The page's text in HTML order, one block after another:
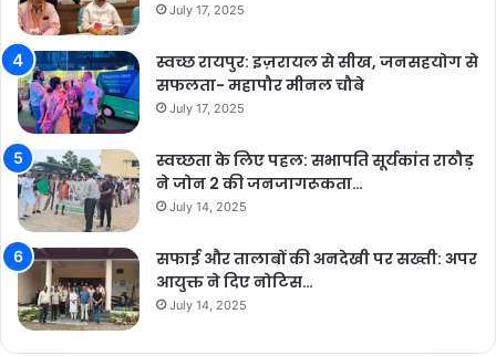
July 17, 2025
स्वच्छ रायपुर: इज़रायल से सीख, जनसहयोग से
सफलता- महापौर मीनल चौबे
July 17, 2025
स्वच्छता के लिए पहल: सभापति सूर्यकांत राठौड़
ने जोन 2 की जनजागरूकता…
July 14, 2025
सफाई और तालाबों की अनदेखी पर सख्ती: अपर
आयुक्त ने दिए नोटिस…
July 14, 2025